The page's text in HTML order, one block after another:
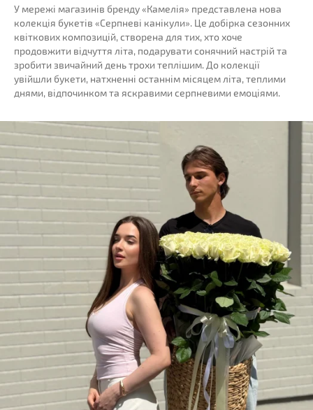
У мережі магазинів бренду «Камелія» представлена нова
колекція букетів «Серпневі канікули». Це добірка сезонних
квіткових композицій, створена для тих, хто хоче
продовжити відчуття літа, подарувати сонячний настрій та
зробити звичайний день трохи теплішим. До колекції
увійшли букети, натхненні останнім місяцем літа, теплими
днями, відпочинком та яскравими серпневими емоціями.